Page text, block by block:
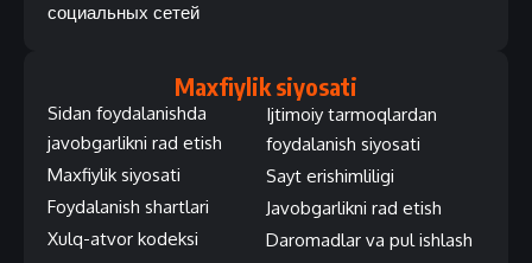
социальных сетей
Maxfiylik siyosati
Sidan foydalanishda
javobgarlikni rad etish
Maxfiylik siyosati
Foydalanish shartlari
Xulq-atvor kodeksi
Ijtimoiy tarmoqlardan
foydalanish siyosati
Sayt erishimliligi
Javobgarlikni rad etish
Daromadlar va pul ishlash